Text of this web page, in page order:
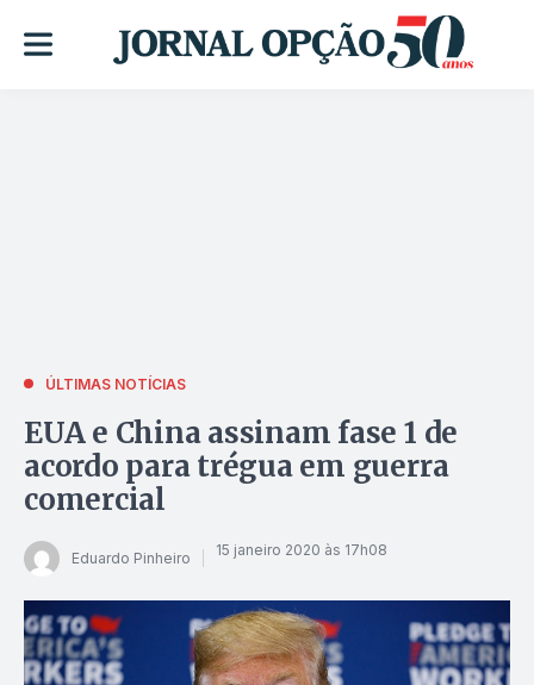
ÚLTIMAS NOTÍCIAS
EUA e China assinam fase 1 de
acordo para trégua em guerra
comercial
Eduardo Pinheiro 15 janeiro 2020 às 17h08